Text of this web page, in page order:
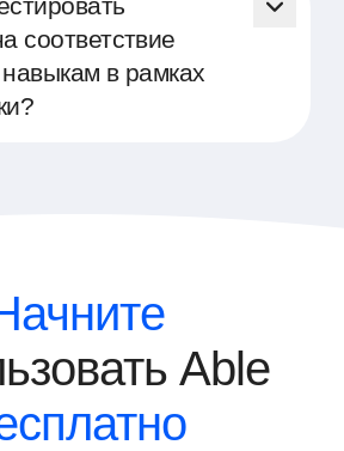
тестов.
в рамках одной
разным
доступ ко всей
Это
соответствие
в рамках
представление о
экономя при этом
Able